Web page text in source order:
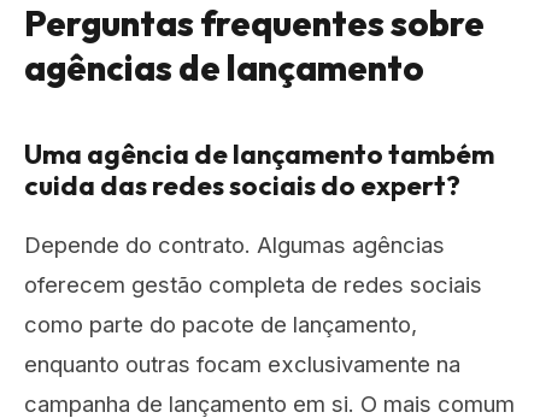
Perguntas frequentes sobre
agências de lançamento
Uma agência de lançamento também
cuida das redes sociais do expert?
Depende do contrato. Algumas agências
oferecem gestão completa de redes sociais
como parte do pacote de lançamento,
enquanto outras focam exclusivamente na
campanha de lançamento em si. O mais comum